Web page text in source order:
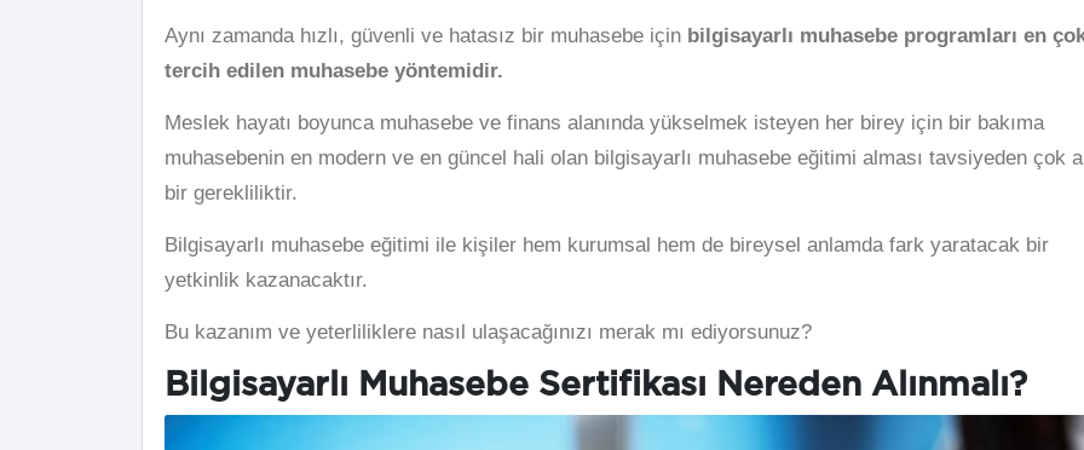
Aynı zamanda hızlı, güvenli ve hatasız bir muhasebe için bilgisayarlı muhasebe programları en
tercih edilen muhasebe yöntemidir.
Meslek hayatı boyunca muhasebe ve finans alanında yükselmek isteyen her birey için bir bakıma
muhasebenin en modern ve en güncel hali olan bilgisayarlı muhasebe eğitimi alması tavsiyeden çok
bir gerekliliktir.
Bilgisayarlı muhasebe eğitimi ile kişiler hem kurumsal hem de bireysel anlamda fark yaratacak bir
yetkinlik kazanacaktır.
Bu kazanım ve yeterliliklere nasıl ulaşacağınızı merak mı ediyorsunuz?
Bilgisayarlı Muhasebe Sertifikası Nereden Alınmalı?